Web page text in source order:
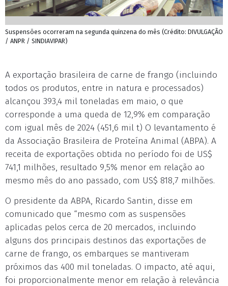
Suspensões ocorreram na segunda quinzena do mês (Crédito: DIVULGAÇÃO
/ ANPR / SINDIAVIPAR)
A exportação brasileira de carne de frango (incluindo
todos os produtos, entre in natura e processados)
alcançou 393,4 mil toneladas em maio, o que
corresponde a uma queda de 12,9% em comparação
com igual mês de 2024 (451,6 mil t) O levantamento é
da Associação Brasileira de Proteína Animal (ABPA). A
receita de exportações obtida no período foi de US$
741,1 milhões, resultado 9,5% menor em relação ao
mesmo mês do ano passado, com US$ 818,7 milhões.
O presidente da ABPA, Ricardo Santin, disse em
comunicado que “mesmo com as suspensões
aplicadas pelos cerca de 20 mercados, incluindo
alguns dos principais destinos das exportações de
carne de frango, os embarques se mantiveram
próximos das 400 mil toneladas. O impacto, até aqui,
foi proporcionalmente menor em relação à relevância